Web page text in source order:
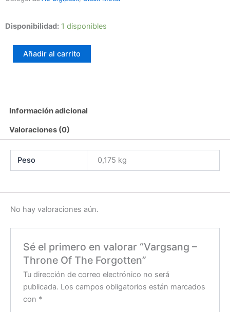
Disponibilidad: 1 disponibles
Vargsang
Throne
The
Añadir al carrito
Información adicional
Valoraciones (0)
Peso 0,175 kg
No hay valoraciones aún.
Sé el primero en valorar “Vargsang –
Throne Of The Forgotten”
Tu dirección de correo electrónico no será
publicada. Los campos obligatorios están marcados
con *